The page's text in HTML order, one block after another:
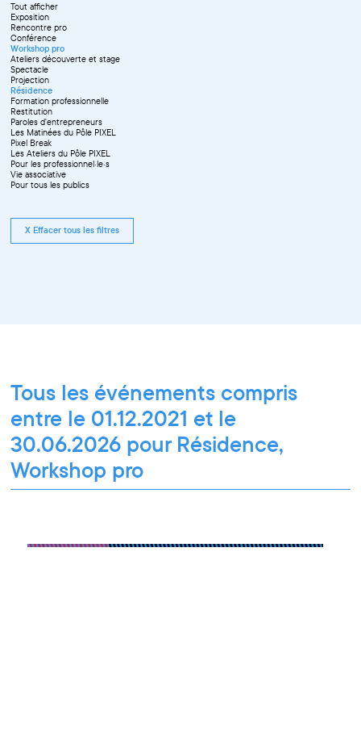
Tout afficher
Exposition
Rencontre pro
Conférence
Workshop pro
Ateliers découverte et stage
Spectacle
Projection
Résidence
Formation professionnelle
Restitution
Paroles d'entrepreneurs
Les Matinées du Pôle PIXEL
Pixel Break
Les Ateliers du Pôle PIXEL
Pour les professionnel·le·s
Vie associative
Pour tous les publics
X Effacer tous les filtres
Tous les événements compris
entre le 01.12.2021 et le
30.06.2026 pour Résidence,
Workshop pro